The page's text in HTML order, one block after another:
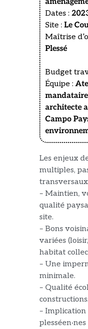
Dates :
Site : Le
Maîtrise
Plessé
Budget
Équipe :
architecte
Campo
Les enjeux
multiples,
transversaux
– Maintien,
qualité
site.
– Bons
variées
habitat
– Une
minimale.
– Qualité
constructions.
– Implication